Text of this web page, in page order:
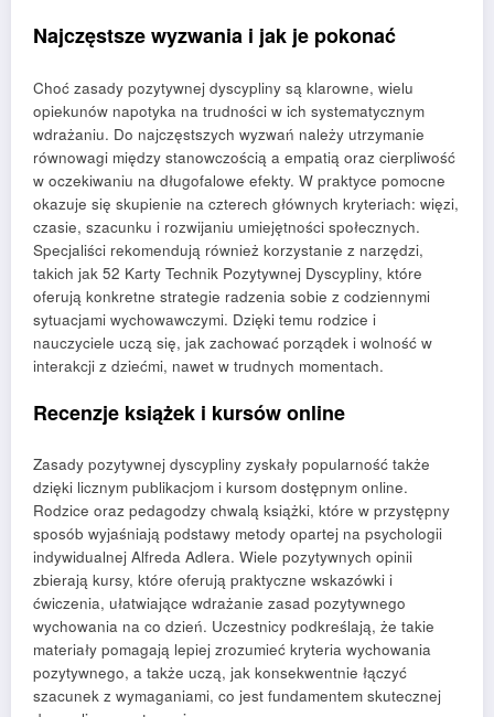
Najczęstsze wyzwania i jak je pokonać
Choć zasady pozytywnej dyscypliny są klarowne, wielu
opiekunów napotyka na trudności w ich systematycznym
wdrażaniu. Do najczęstszych wyzwań należy utrzymanie
równowagi między stanowczością a empatią oraz cierpliwość
w oczekiwaniu na długofalowe efekty. W praktyce pomocne
okazuje się skupienie na czterech głównych kryteriach: więzi,
czasie, szacunku i rozwijaniu umiejętności społecznych.
Specjaliści rekomendują również korzystanie z narzędzi,
takich jak 52 Karty Technik Pozytywnej Dyscypliny, które
oferują konkretne strategie radzenia sobie z codziennymi
sytuacjami wychowawczymi. Dzięki temu rodzice i
nauczyciele uczą się, jak zachować porządek i wolność w
interakcji z dziećmi, nawet w trudnych momentach.
Recenzje książek i kursów online
Zasady pozytywnej dyscypliny zyskały popularność także
dzięki licznym publikacjom i kursom dostępnym online.
Rodzice oraz pedagodzy chwalą książki, które w przystępny
sposób wyjaśniają podstawy metody opartej na psychologii
indywidualnej Alfreda Adlera. Wiele pozytywnych opinii
zbierają kursy, które oferują praktyczne wskazówki i
ćwiczenia, ułatwiające wdrażanie zasad pozytywnego
wychowania na co dzień. Uczestnicy podkreślają, że takie
materiały pomagają lepiej zrozumieć kryteria wychowania
pozytywnego, a także uczą, jak konsekwentnie łączyć
szacunek z wymaganiami, co jest fundamentem skutecznej